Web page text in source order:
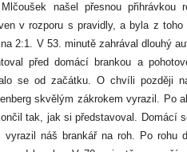
našel přesnou přihrávkou
v rozporu s pravidly, a byla z
2:1. V 53. minutě zahrával dlouhý
před domácí brankou a
se od začátku. O chvíli později
skvělým zákrokem vyrazil. Po
tak, jak si představoval. Domácí
vyrazil náš brankář na roh. Po rohu